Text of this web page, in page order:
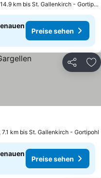
Partenen, 14.9 km bis St. Gallenkirch - Gortipohl
Preise sehen
Teilen
7.1 km bis St. Gallenkirch - Gortipohl
Preise sehen